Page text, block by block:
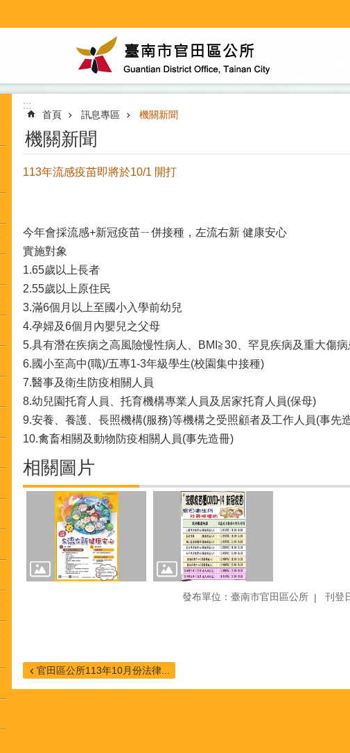
:::
首頁 訊息專區 機關新聞
機關新聞
113年流感疫苗即將於10/1 開打
今年會採流感+新冠疫苗ㄧ併接種，左流右新 健康安心
實施對象
1.65歲以上長者
2.55歲以上原住民
3.滿6個月以上至國小入學前幼兒
4.孕婦及6個月內嬰兒之父母
5.具有潛在疾病之高風險慢性病人、BMI≧30、罕見疾病及重大傷
6.國小至高中(職)/五專1-3年級學生(校園集中接種)
7.醫事及衛生防疫相關人員
8.幼兒園托育人員、托育機構專業人員及居家托育人員(保母)
9.安養、養護、長照機構(服務)等機構之受照顧者及工作人員(事先
10.禽畜相關及動物防疫相關人員(事先造冊)
相關圖片
發布單位：臺南市官田區公所 刊登
官田區公所113年10月份法律...